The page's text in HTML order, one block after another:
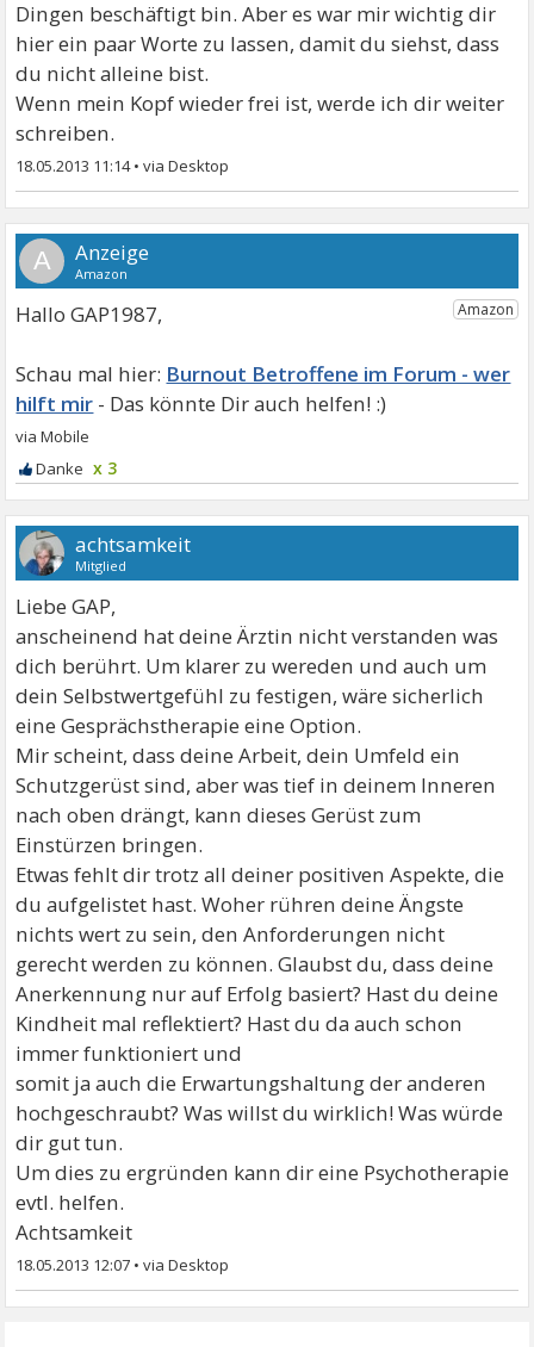
Dingen beschäftigt bin. Aber es war mir wichtig dir
hier ein paar Worte zu lassen, damit du siehst, dass
du nicht alleine bist.
Wenn mein Kopf wieder frei ist, werde ich dir weiter
schreiben.
18.05.2013 11:14•
A
Hallo GAP1987,
Burnout Betroffene im Forum - wer
hilft mir
x 3
achtsamkeit
Mitglied
Liebe GAP,
anscheinend hat deine Ärztin nicht verstanden was
dich berührt. Um klarer zu wereden und auch um
dein Selbstwertgefühl zu festigen, wäre sicherlich
eine Gesprächstherapie eine Option.
Mir scheint, dass deine Arbeit, dein Umfeld ein
Schutzgerüst sind, aber was tief in deinem Inneren
nach oben drängt, kann dieses Gerüst zum
Einstürzen bringen.
Etwas fehlt dir trotz all deiner positiven Aspekte, die
du aufgelistet hast. Woher rühren deine Ängste
nichts wert zu sein, den Anforderungen nicht
gerecht werden zu können. Glaubst du, dass deine
Anerkennung nur auf Erfolg basiert? Hast du deine
Kindheit mal reflektiert? Hast du da auch schon
immer funktioniert und
somit ja auch die Erwartungshaltung der anderen
hochgeschraubt? Was willst du wirklich! Was würde
dir gut tun.
Um dies zu ergründen kann dir eine Psychotherapie
evtl. helfen.
Achtsamkeit
18.05.2013 12:07 •